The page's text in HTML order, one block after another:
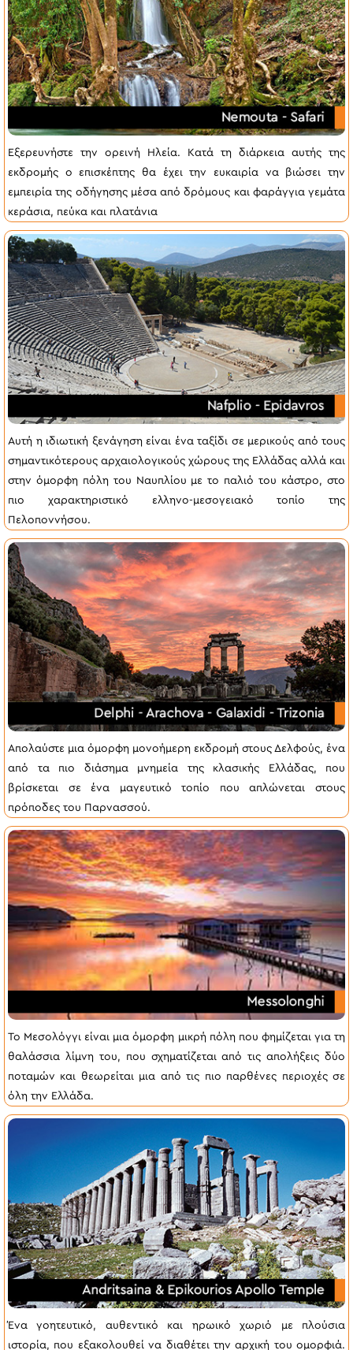
Εξερευνήστε την ορεινή Ηλεία. Κατά τη διάρκεια αυτής της
εκδρομής ο επισκέπτης θα έχει την ευκαιρία να βιώσει την
εμπειρία της οδήγησης μέσα από δρόμους και φαράγγια γεμάτα
κεράσια, πεύκα και πλατάνια
Αυτή η ιδιωτική ξενάγηση είναι ένα ταξίδι σε μερικούς από τους
σημαντικότερους αρχαιολογικούς χώρους της Ελλάδας αλλά και
στην όμορφη πόλη του Ναυπλίου με το παλιό του κάστρο, στο
πιο χαρακτηριστικό ελληνο-μεσογειακό τοπίο της
Πελοποννήσου.
Απολαύστε μια όμορφη μονοήμερη εκδρομή στους Δελφούς, ένα
από τα πιο διάσημα μνημεία της κλασικής Ελλάδας, που
βρίσκεται σε ένα μαγευτικό τοπίο που απλώνεται στους
πρόποδες του Παρνασσού.
Το Μεσολόγγι είναι μια όμορφη μικρή πόλη που φημίζεται για τη
θαλάσσια λίμνη του, που σχηματίζεται από τις απολήξεις δύο
ποταμών και θεωρείται μια από τις πιο παρθένες περιοχές σε
όλη την Ελλάδα.
Ένα γοητευτικό, αυθεντικό και ηρωικό χωριό με πλούσια
ιστορία, που εξακολουθεί να διαθέτει την αρχική του ομορφιά.